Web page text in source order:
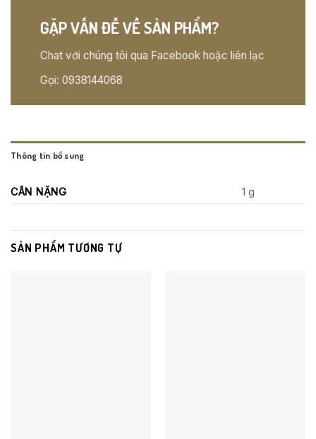
GẶP VẤN ĐỀ VỀ SẢN PHẨM?
Chat với chúng tôi qua Facebook hoặc liên lạc
Gọi: 0938144068
Thông tin bổ sung
CÂN NẶNG 1 g
SẢN PHẨM TƯƠNG TỰ